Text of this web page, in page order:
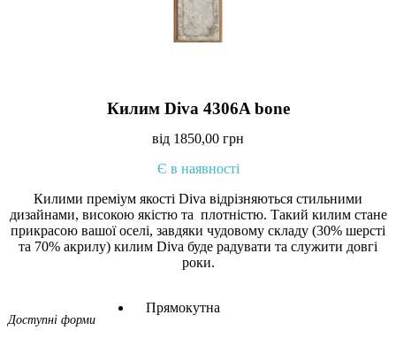
Килим Diva 4306A bone
від 1850,00 грн
Є в наявності
Килими преміум якості Diva відрізняються стильними
дизайнами, високою якістю та плотністю. Такий килим стане
прикрасою вашої оселі, завдяки чудовому складу (30% шерсті
та 70% акрилу) килим Diva буде радувати та служити довгі
роки.
Доступні форми
Прямокутна